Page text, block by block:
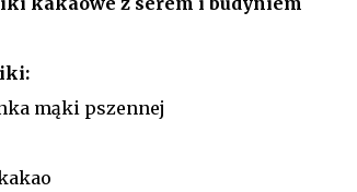
mąki pszennej